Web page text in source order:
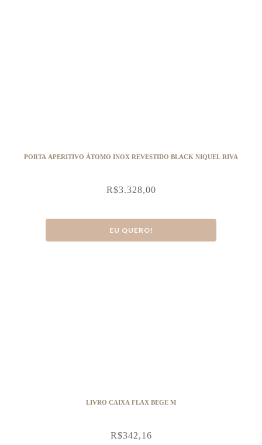
PORTA APERITIVO ÁTOMO INOX REVESTIDO BLACK NIQUEL RIVA
R$3.328,00
EU QUERO!
LIVRO CAIXA FLAX BEGE M
R$342,16